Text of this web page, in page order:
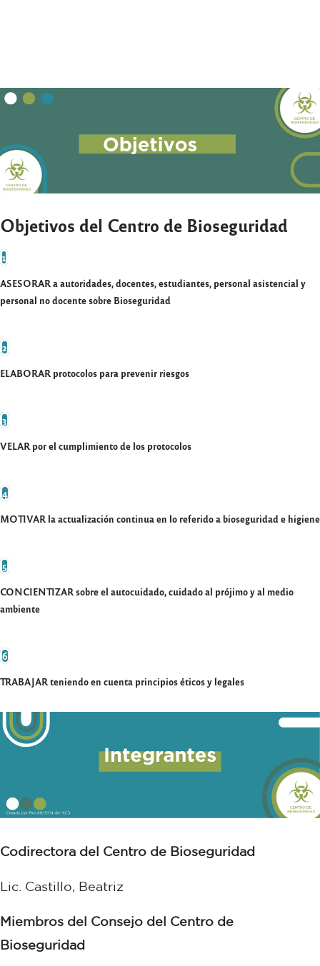
Objetivos del Centro de Bioseguridad
1
ASESORAR a autoridades, docentes, estudiantes, personal asistencial y
personal no docente sobre Bioseguridad
2
ELABORAR protocolos para prevenir riesgos
3
VELAR por el cumplimiento de los protocolos
4
MOTIVAR la actualización continua en lo referido a bioseguridad e higiene
5
CONCIENTIZAR sobre el autocuidado, cuidado al prójimo y al medio
ambiente
6
TRABAJAR teniendo en cuenta principios éticos y legales
Codirectora del Centro de Bioseguridad
Lic. Castillo, Beatriz
Miembros del Consejo del Centro de
Bioseguridad